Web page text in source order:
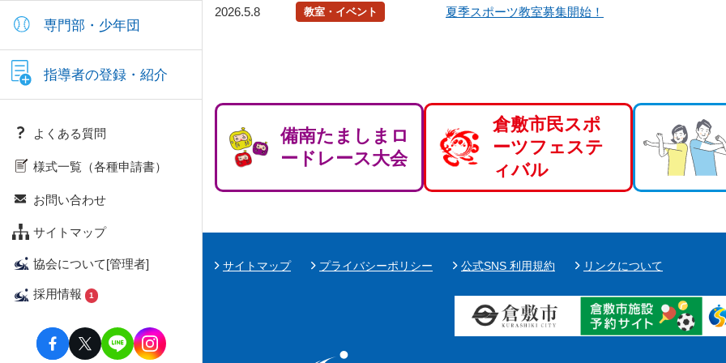
専門部・少年団
指導者の登録・紹介
よくある質問
様式一覧（各種申請書）
お問い合わせ
サイトマップ
協会について[管理者]
採用情報 1
2026.5.8 教室・イベント 夏季スポーツ教室募集開始！
備南たましまロ
ードレース大会
倉敷市民スポ
ーツフェステ
ィバル
サイトマップ プライバシーポリシー 公式SNS 利用規約 リンクについて